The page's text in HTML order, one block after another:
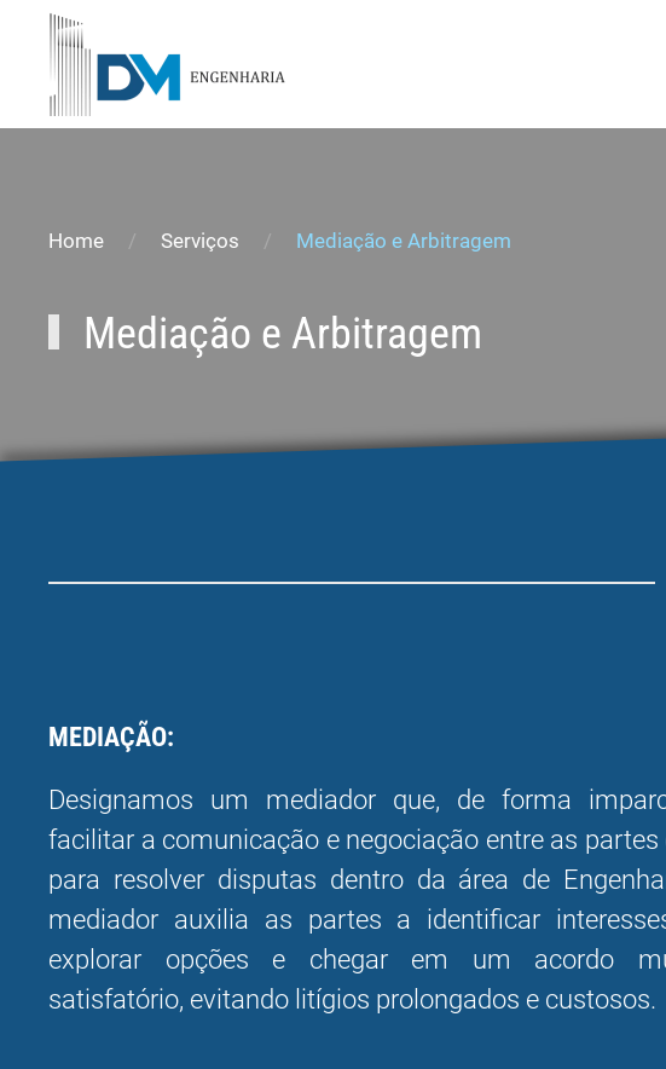
Skip to main content
Home Serviços Mediação e Arbitragem
Mediação e Arbitragem
MEDIAÇÃO:
Designamos um mediador que, de forma
facilitar a comunicação e negociação entre as partes
para resolver disputas dentro da área de
mediador auxilia as partes a identificar
explorar opções e chegar em um acordo
satisfatório, evitando litígios prolongados e custosos.